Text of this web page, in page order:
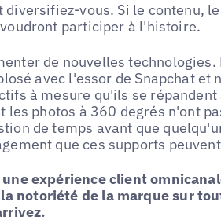
diversifiez-vous. Si le contenu,
participer à l'histoire.
de nouvelles technologies.
avec l'essor de Snapchat et
à mesure qu'ils se répandent
photos à 360 degrés n'ont
de temps avant que
que ces supports
expérience client
notoriété de la marque sur